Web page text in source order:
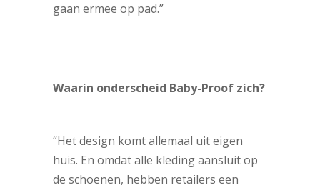
gaan ermee op pad.”
Waarin onderscheid Baby-Proof zich?
“Het design komt allemaal uit eigen
huis. En omdat alle kleding aansluit op
de schoenen, hebben retailers een